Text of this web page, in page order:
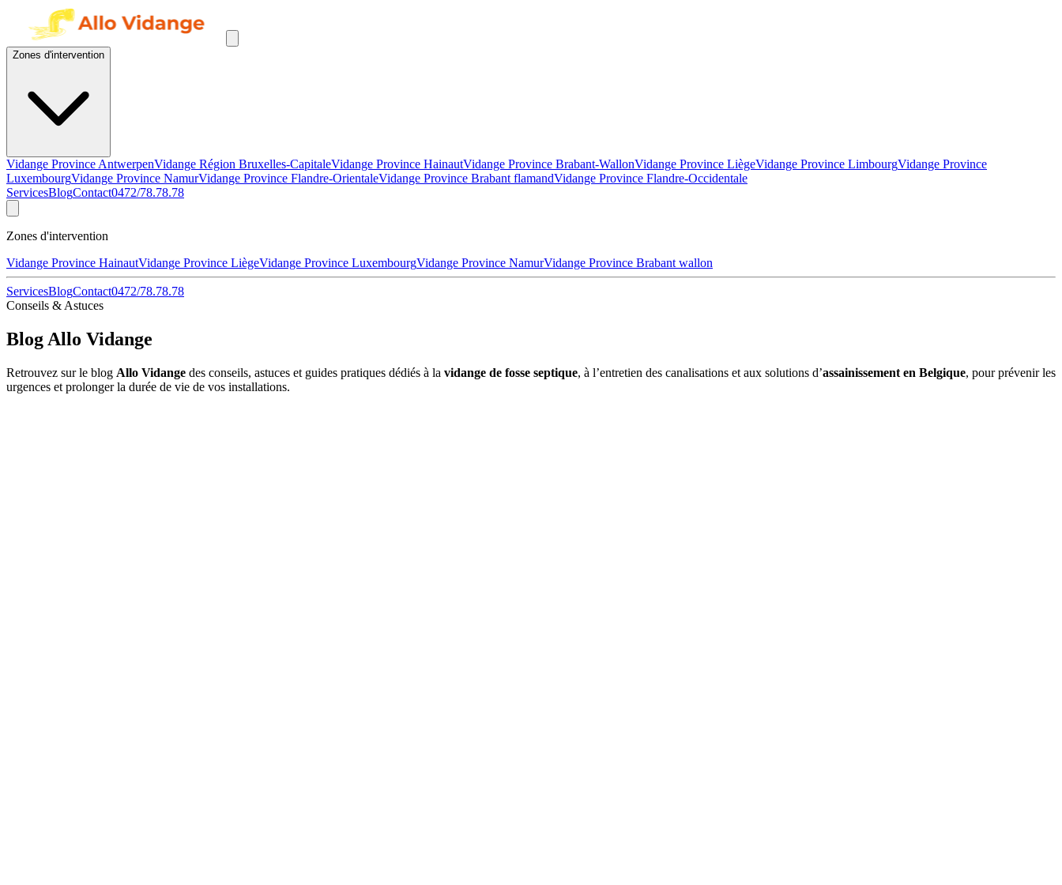
Zones d'intervention
Vidange Province AntwerpenVidange Région Bruxelles-CapitaleVidange Province HainautVidange Province Brabant-WallonVidange Province LiègeVidange Province LimbourgVidange Province
LuxembourgVidange Province NamurVidange Province Flandre-OrientaleVidange Province Brabant flamandVidange Province Flandre-Occidentale
ServicesBlogContact0472/78.78.78
Zones d'intervention
Vidange Province HainautVidange Province LiègeVidange Province LuxembourgVidange Province NamurVidange Province Brabant wallon
ServicesBlogContact0472/78.78.78
Conseils & Astuces
Blog Allo Vidange
Retrouvez sur le blog Allo Vidange des conseils, astuces et guides pratiques dédiés à la vidange de fosse septique, à l’entretien des canalisations et aux solutions d’assainissement en Belgique, pour prévenir les
urgences et prolonger la durée de vie de vos installations.